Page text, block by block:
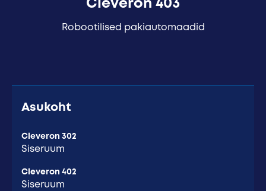
Cleveron 403
Robootilised pakiautomaadid
Asukoht
Cleveron 302
Siseruum
Cleveron 402
Siseruum